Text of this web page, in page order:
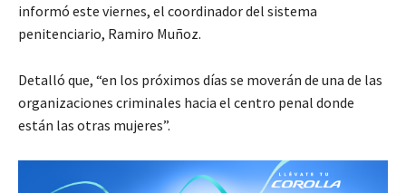
informó este viernes, el coordinador del sistema
penitenciario, Ramiro Muñoz.
Detalló que, “en los próximos días se moverán de una de las
organizaciones criminales hacia el centro penal donde
están las otras mujeres”.